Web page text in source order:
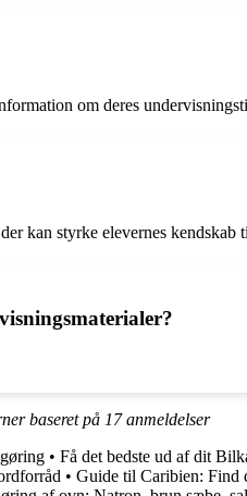
om deres
kan styrke elevernes kendskab
baseret på 17anmeldelser
• Få det bedste ud af dit
• Guide til Caribien: Find